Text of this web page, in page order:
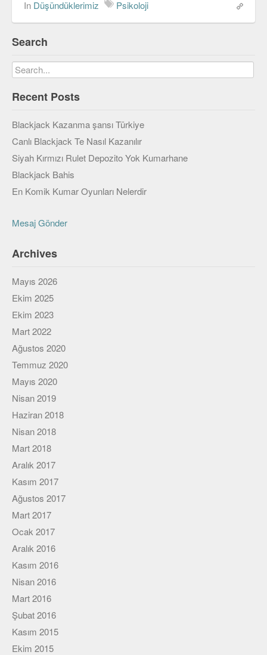
In Düşündüklerimiz Psikoloji
Search
Recent Posts
Blackjack Kazanma şansı Türkiye
Canlı Blackjack Te Nasıl Kazanılır
Siyah Kırmızı Rulet Depozito Yok Kumarhane
Blackjack Bahis
En Komik Kumar Oyunları Nelerdir
Mesaj Gönder
Archives
Mayıs 2026
Ekim 2025
Ekim 2023
Mart 2022
Ağustos 2020
Temmuz 2020
Mayıs 2020
Nisan 2019
Haziran 2018
Nisan 2018
Mart 2018
Aralık 2017
Kasım 2017
Ağustos 2017
Mart 2017
Ocak 2017
Aralık 2016
Kasım 2016
Nisan 2016
Mart 2016
Şubat 2016
Kasım 2015
Ekim 2015